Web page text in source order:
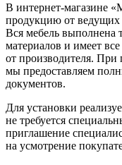
В интернет-магазине
продукцию от ведущих
Вся мебель выполнена
материалов и имеет
от производителя. При
мы предоставляем
документов.
Для установки
не требуется
приглашение
на усмотрение